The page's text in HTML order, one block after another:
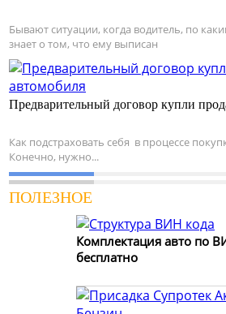
Бывают ситуации, когда водитель, по
знает о том, что ему выписан
Предварительный договор купли
Как подстраховать себя в процессе
Конечно, нужно...
ПОЛЕЗНОЕ
Комплектация авто по
бесплатно